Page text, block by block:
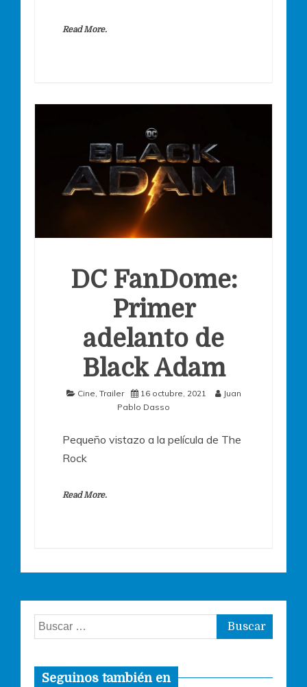
Read More.
DC FanDome:
Primer
adelanto de
Black Adam
Cine Trailer 16 octubre, 2021
Juan
Pablo Dasso
Pequeño vistazo a la película de The
Rock
Read More.
Buscar:
Seguinos también en